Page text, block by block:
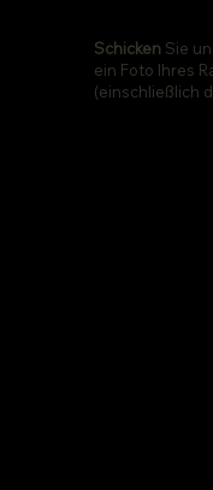
Schicken Sie
ein Foto Ihres
(einschließlich